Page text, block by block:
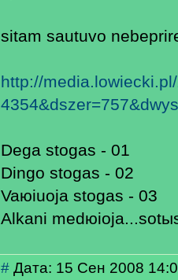
sitam sautuvo
http://
Dega stogas - 01
Dingo stogas - 02
Vaюiuoja stogas - 03
Alkani
# Дата: 15 Сен 2008